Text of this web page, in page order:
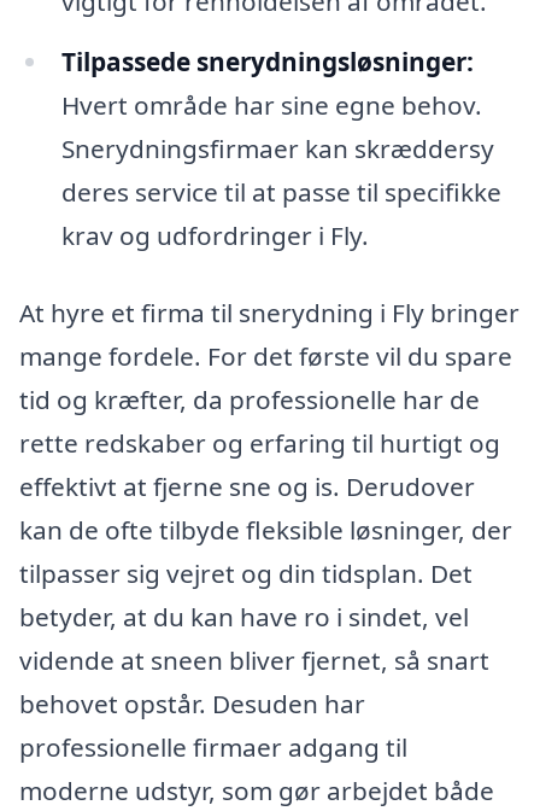
Tilpassede snerydningsløsninger:
Hvert område har sine egne behov.
Snerydningsfirmaer kan skræddersy
deres service til at passe til specifikke
krav og udfordringer i Fly.
At hyre et firma til snerydning i Fly bringer
mange fordele. For det første vil du spare
tid og kræfter, da professionelle har de
rette redskaber og erfaring til hurtigt og
effektivt at fjerne sne og is. Derudover
kan de ofte tilbyde fleksible løsninger, der
tilpasser sig vejret og din tidsplan. Det
betyder, at du kan have ro i sindet, vel
vidende at sneen bliver fjernet, så snart
behovet opstår. Desuden har
professionelle firmaer adgang til
moderne udstyr, som gør arbejdet både